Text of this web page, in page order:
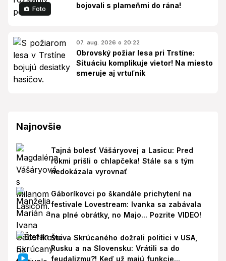
Foto
bojovali s plameňmi do rána!
07. aug. 2026 o 20:22
Obrovský požiar lesa pri Trstíne:
Situáciu komplikuje vietor! Na miesto
smeruje aj vrtuľník
Najnovšie
Tajná bolesť Vášáryovej a Lasicu: Pred
rokmi prišli o chlapčeka! Stále sa s tým
nedokázala vyrovnať
Gáboríkovci po škandále prichytení na
festivale Lovestream: Ivanka sa zabávala
na plné obrátky, no Majo... Pozrite VIDEO!
Števa Skrúcaného dožrali politici v USA,
Rusku a na Slovensku: Vrátili sa do
feudalizmu?! Keď už majú funkcie...